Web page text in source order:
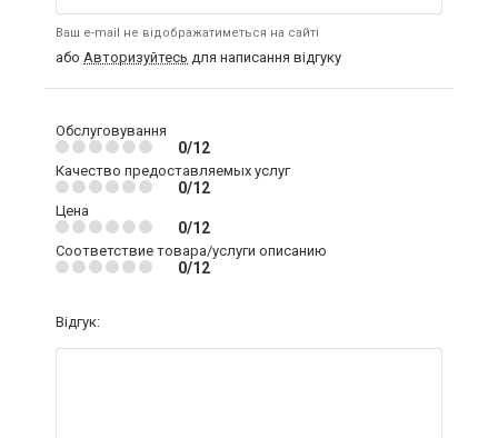
Ваш e-mail не відображатиметься на сайті
або Авторизуйтесь для написання відгуку
Обслуговування
0/12
Качество предоставляемых услуг
0/12
Цена
0/12
Соответствие товара/услуги описанию
0/12
Відгук: